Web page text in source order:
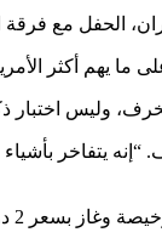
الحفل مع
يهم أكثر
وليس
يتفاخر